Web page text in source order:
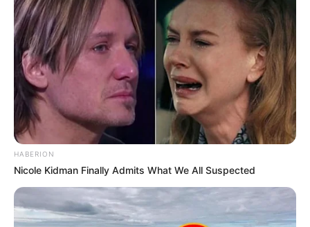
HABERION
Nicole Kidman Finally Admits What We All Suspected